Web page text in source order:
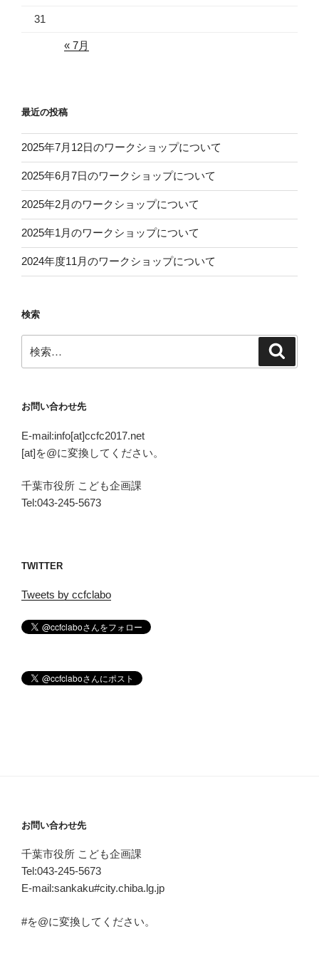
31
« 7月
最近の投稿
2025年7月12日のワークショップについて
2025年6月7日のワークショップについて
2025年2月のワークショップについて
2025年1月のワークショップについて
2024年度11月のワークショップについて
検索
索:
お問い合わせ先
E-mail:info[at]ccfc2017.net
[at]を@に変換してください。
千葉市役所 こども企画課
Tel:043-245-5673
TWITTER
Tweets by ccfclabo
お問い合わせ先
千葉市役所 こども企画課
Tel:043-245-5673
E-mail:sankaku#city.chiba.lg.jp
#を@に変換してください。